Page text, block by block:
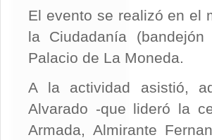
El evento se realizó en el
la Ciudadanía
Palacio de La Moneda.
A la actividad asistió,
Alvarado -que lideró la
Armada, Almirante